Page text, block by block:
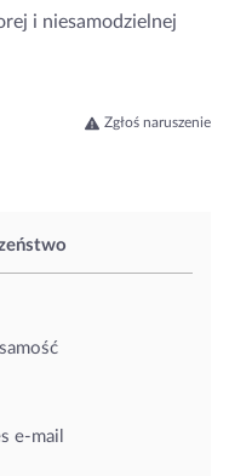
e-mail
i niesamodzielnej
Zgłoś naruszenie